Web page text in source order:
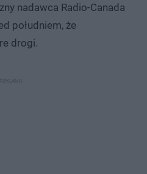
nadawca Radio-Canada
południem, że
drogi.